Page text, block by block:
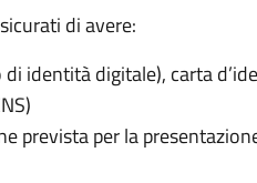
di avere:
identità digitale), carta
prevista per la